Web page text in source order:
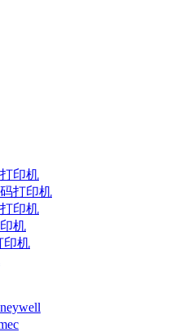
印机
打印机
印机
机
印机